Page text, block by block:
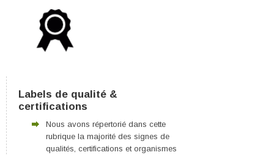
Labels de qualité &
certifications
Nous avons répertorié dans cette
rubrique la majorité des signes de
qualités, certifications et organismes